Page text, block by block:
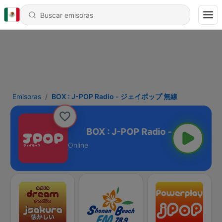
Emisoras BOX : J-POP Radio - ジェイポップ 無線
ポップ 無線
Online